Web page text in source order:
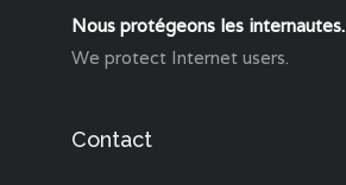
Nous protégeons les internautes.
We protect Internet users.
Contact